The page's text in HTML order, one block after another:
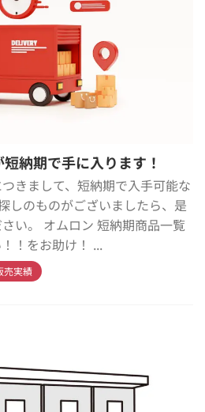
納期で手に入ります！
きまして、短納期で入手可能な
しのものがございましたら、是
い。 オムロン 短納期商品一覧
！をお助け！ ...
売実績